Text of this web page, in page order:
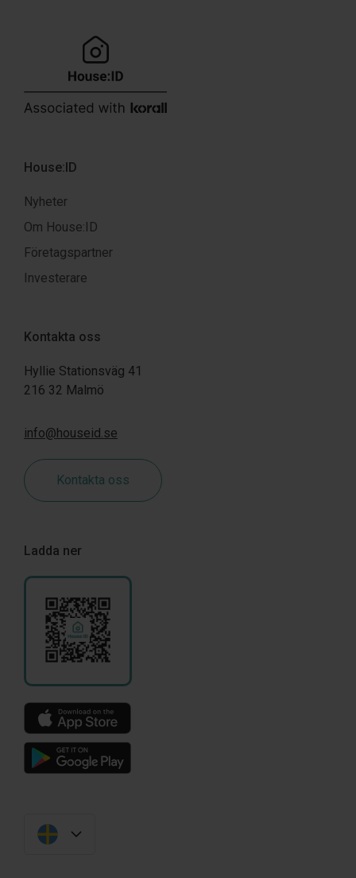
House:ID
Nyheter
Om House:ID
Företagspartner
Investerare
Kontakta oss
Hyllie Stationsväg 41
216 32 Malmö
info@houseid.se
Kontakta oss
Ladda ner